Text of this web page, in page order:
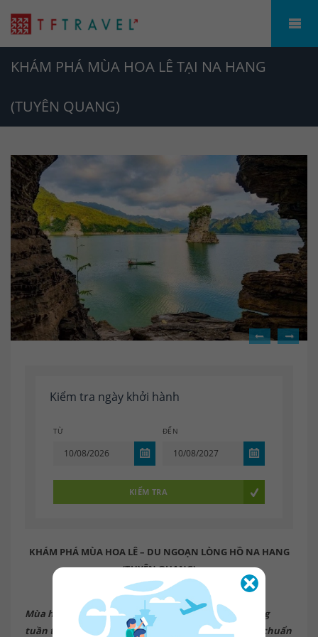
KHÁM PHÁ MÙA HOA LÊ TẠI NA HANG
(TUYÊN QUANG)
Kiểm tra ngày khởi hành
TỪ ĐẾN
KIỂM TRA
KHÁM PHÁ MÙA HOA LÊ – DU NGOẠN LÒNG HỒ NA HANG
(TUYÊN QUANG)
02 ngày / 1 đêm
Mùa hoa lê nở hoa từ khoảng giữa tháng 1 đến trung
tuần tháng 3. Những ngày này, nụ hoa lê đang e ấp chuẩn